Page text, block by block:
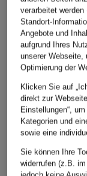
+Aktionsrabatt
GUESS
Kleid LAURENCE
Rüschen
verarbeitet
Standort-
Angebote und
aufgrund Ihres
unserer Webseite,
Optimierung der
Klicken Sie auf
direkt zur
Einstellungen“,
Kategorien und
sowie eine
Sie können Ihre
widerrufen (z.B.